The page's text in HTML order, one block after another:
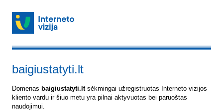
baigiustatyti.lt
Domenas baigiustatyti.ltsėkmingai užregistruotas Interneto vizijos
kliento vardu ir šiuo metu yra pilnai aktyvuotas bei paruoštas
naudojimui.